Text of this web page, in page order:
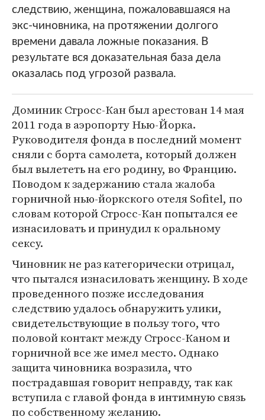
следствию, женщина, пожаловавшаяся на
экс-чиновника, на протяжении долгого
времени давала ложные показания. В
результате вся доказательная база дела
оказалась под угрозой развала.
Доминик Стросс-Кан был арестован 14 мая
2011 года в аэропорту Нью-Йорка.
Руководителя фонда в последний момент
сняли с борта самолета, который должен
был вылететь на его родину, во Францию.
Поводом к задержанию стала жалоба
горничной нью-йоркского отеля Sofitel, по
словам которой Стросс-Кан попытался ее
изнасиловать и принудил к оральному
сексу.
Чиновник не раз категорически отрицал,
что пытался изнасиловать женщину. В ходе
проведенного позже исследования
следствию удалось обнаружить улики,
свидетельствующие в пользу того, что
половой контакт между Стросс-Каном и
горничной все же имел место. Однако
защита чиновника возразила, что
пострадавшая говорит неправду, так как
вступила с главой фонда в интимную связь
по собственному желанию.